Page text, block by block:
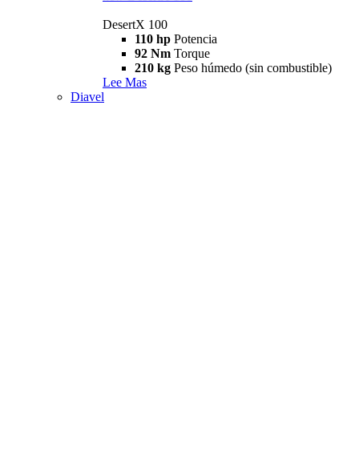
DesertX 100
110 hp Potencia
92 Nm Torque
210 kg Peso húmedo (sin combustible)
Lee Mas
Diavel